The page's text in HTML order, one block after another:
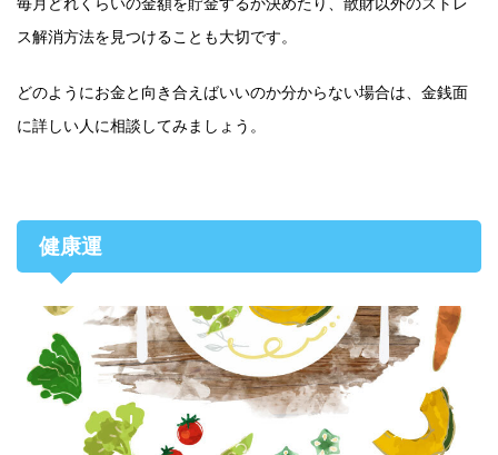
ス解消方法を見つけることも大切です。
どのようにお金と向き合えばいいのか分からない場合は、金銭面
に詳しい人に相談してみましょう。
健康運